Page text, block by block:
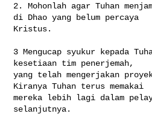
2. Mohonlah agar Tuhan
di Dhao yang belum percaya
Kristus.
3 Mengucap syukur kepada
kesetiaan tim penerjemah,
yang telah mengerjakan
Kiranya Tuhan terus memakai
mereka lebih lagi dalam
selanjutnya.